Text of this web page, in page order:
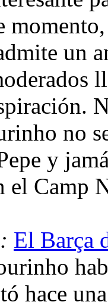
un
no
y
el Camp
El Barça
hace